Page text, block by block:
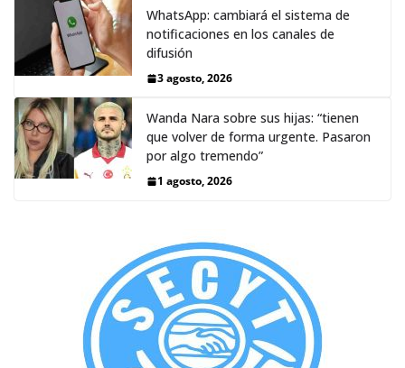
WhatsApp: cambiará el sistema de
notificaciones en los canales de
difusión
3 agosto, 2026
Wanda Nara sobre sus hijas: “tienen
que volver de forma urgente. Pasaron
por algo tremendo”
1 agosto, 2026